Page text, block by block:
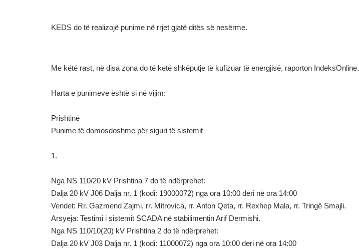
KEDS do të realizojë punime në rrjet gjatë ditës së nesërme.
Me këtë rast, në disa zona do të ketë shkëputje të kufizuar të energjisë, raporton IndeksOnline.
Harta e punimeve është si në vijim:
Prishtinë
Punime të domosdoshme për siguri të sistemit
1.
Nga NS 110/20 kV Prishtina 7 do të ndërprehet:
Dalja 20 kV J06 Dalja nr. 1 (kodi: 19000072) nga ora 10:00 deri në ora 14:00
Vendet: Rr. Gazmend Zajmi, rr. Mitrovica, rr. Anton Qeta, rr. Rexhep Mala, rr. Tringë Smajli.
Arsyeja: Testimi i sistemit SCADA në stabilimentin Arif Dermishi.
Nga NS 110/10(20) kV Prishtina 2 do të ndërprehet:
Dalja 20 kV J03 Dalja nr. 1 (kodi: 11000072) nga ora 10:00 deri në ora 14:00